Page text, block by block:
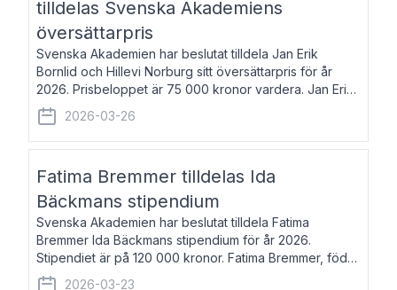
tilldelas Svenska Akademiens
översättarpris
Svenska Akademien har beslutat tilldela Jan Erik
Bornlid och Hillevi Norburg sitt översättarpris för år
2026. Prisbeloppet är 75 000 kronor vardera. Jan Erik
Bornlid, född 1947, är översättare från tyska. Han är
främst känd för sina översät
2026-03-26
Fatima Bremmer tilldelas Ida
Bäckmans stipendium
Svenska Akademien har beslutat tilldela Fatima
Bremmer Ida Bäckmans stipendium för år 2026.
Stipendiet är på 120 000 kronor. Fatima Bremmer, född
1977, är journalist och författare. Hon utkom i fjol med
2026-03-23